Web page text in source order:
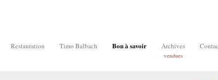
Restauration Timo Balbach Bon à savoir Archives
vendues